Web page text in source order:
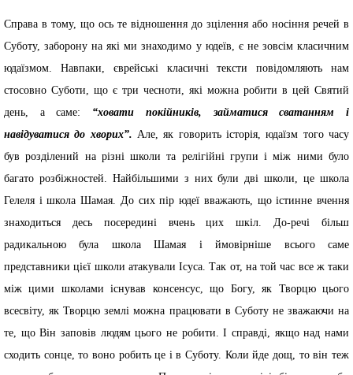
Справа в тому, що ось те відношення до зцілення або носіння речей в
Суботу, заборону на які ми знаходимо у юдеїв, є не зовсім класичним
юдаїзмом. Навпаки, єврейські класичні тексти повідомляють нам
стосовно Суботи, що є три чесноти, які можна робити в цей Святий
день, а саме: “ховати покійників, займатися сватанням і
навідуватися до хворих”. Але, як говорить історія, юдаїзм того часу
був розділений на різні школи та релігійні групи і між ними було
багато розбіжностей. Найбільшими з них були дві школи, це школа
Гелеля і школа Шамая. До сих пір юдеї вважають, що істинне вчення
знаходиться десь посередині вчень цих шкіл. До-речі більш
радикальною була школа Шамая і ймовірніше всього саме
представники цієї школи атакували Ісуса. Так от, на той час все ж таки
між цими школами існував консенсус, що Богу, як Творцю цього
всесвіту, як Творцю землі можна працювати в Суботу не зважаючи на
те, що Він заповів людям цього не робити. І справді, якщо над нами
сходить сонце, то воно робить це і в Суботу. Коли йде дощ, то він теж